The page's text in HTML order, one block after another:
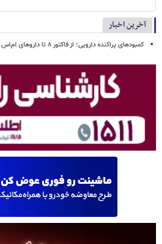
آخرین اخبار
کمبودهای پراکنده دارویی؛ از فاکتور ۸ تا داروهای ام‌اس و دیابت/ چندماه ذخیره دارویی داریم؟